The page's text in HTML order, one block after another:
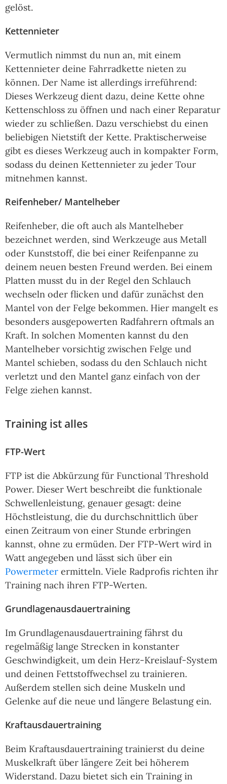
gelöst.
Kettennieter
Vermutlich nimmst du nun an, mit einem
Kettennieter deine Fahrradkette nieten zu
können. Der Name ist allerdings irreführend:
Dieses Werkzeug dient dazu, deine Kette ohne
Kettenschloss zu öffnen und nach einer Reparatur
wieder zu schließen. Dazu verschiebst du einen
beliebigen Nietstift der Kette. Praktischerweise
gibt es dieses Werkzeug auch in kompakter Form,
sodass du deinen Kettennieter zu jeder Tour
mitnehmen kannst.
Reifenheber/ Mantelheber
Reifenheber, die oft auch als Mantelheber
bezeichnet werden, sind Werkzeuge aus Metall
oder Kunststoff, die bei einer Reifenpanne zu
deinem neuen besten Freund werden. Bei einem
Platten musst du in der Regel den Schlauch
wechseln oder flicken und dafür zunächst den
Mantel von der Felge bekommen. Hier mangelt es
besonders ausgepowerten Radfahrern oftmals an
Kraft. In solchen Momenten kannst du den
Mantelheber vorsichtig zwischen Felge und
Mantel schieben, sodass du den Schlauch nicht
verletzt und den Mantel ganz einfach von der
Felge ziehen kannst.
Training ist alles
FTP-Wert
FTP ist die Abkürzung für Functional Threshold
Power. Dieser Wert beschreibt die funktionale
Schwellenleistung, genauer gesagt: deine
Höchstleistung, die du durchschnittlich über
einen Zeitraum von einer Stunde erbringen
kannst, ohne zu ermüden. Der FTP-Wert wird in
Watt angegeben und lässt sich über ein
Powermeter ermitteln. Viele Radprofis richten ihr
Training nach ihren FTP-Werten.
Grundlagenausdauertraining
Im Grundlagenausdauertraining fährst du
regelmäßig lange Strecken in konstanter
Geschwindigkeit, um dein Herz-Kreislauf-System
und deinen Fettstoffwechsel zu trainieren.
Außerdem stellen sich deine Muskeln und
Gelenke auf die neue und längere Belastung ein.
Kraftausdauertraining
Beim Kraftausdauertraining trainierst du deine
Muskelkraft über längere Zeit bei höherem
Widerstand. Dazu bietet sich ein Training in